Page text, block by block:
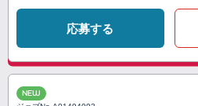
応募する
NEW